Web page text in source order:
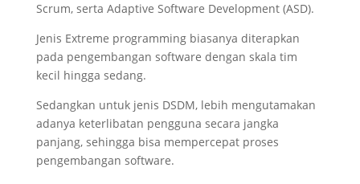
Scrum, serta Adaptive Software Development (ASD).
Jenis Extreme programming biasanya diterapkan
pada pengembangan software dengan skala tim
kecil hingga sedang.
Sedangkan untuk jenis DSDM, lebih mengutamakan
adanya keterlibatan pengguna secara jangka
panjang, sehingga bisa mempercepat proses
pengembangan software.